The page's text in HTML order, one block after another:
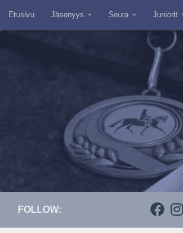
Skip to content
Etusivu Jäsenyys Seura Juniorit
FOLLOW: